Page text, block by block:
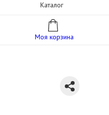
Каталог
Моя корзина